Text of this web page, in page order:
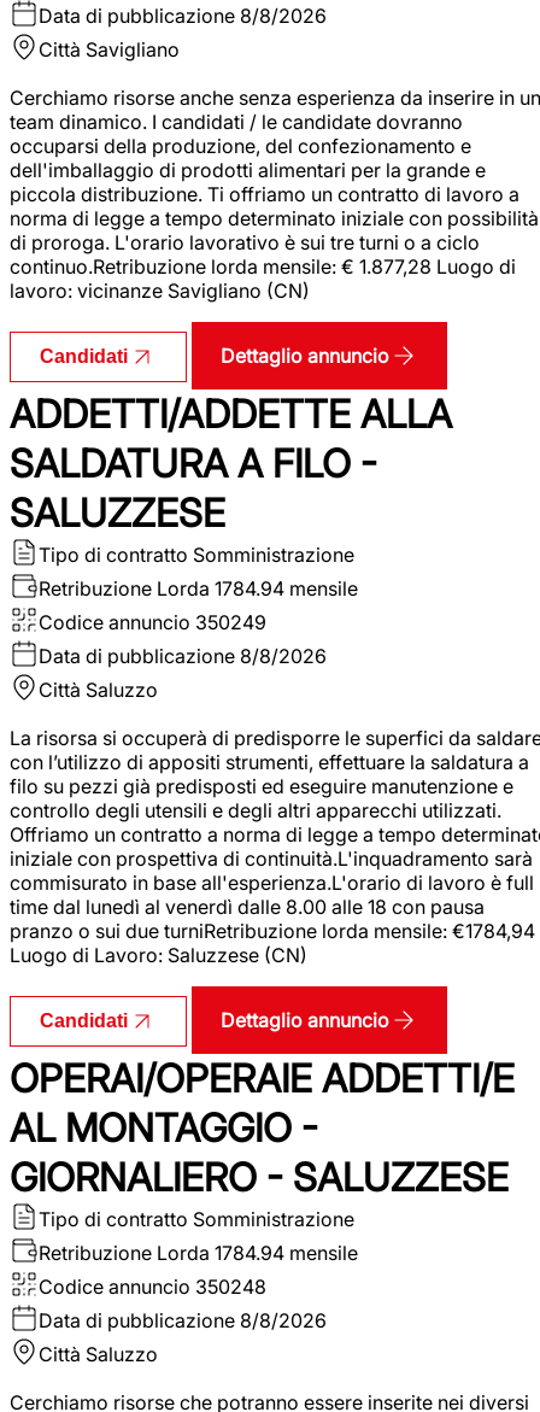
Data di pubblicazione 8/8/2026
Città Savigliano
Cerchiamo risorse anche senza esperienza da inserire in un
team dinamico. I candidati / le candidate dovranno
occuparsi della produzione, del confezionamento e
dell'imballaggio di prodotti alimentari per la grande e
piccola distribuzione. Ti offriamo un contratto di lavoro a
norma di legge a tempo determinato iniziale con possibilità
di proroga. L'orario lavorativo è sui tre turni o a ciclo
continuo.Retribuzione lorda mensile: € 1.877,28 Luogo di
lavoro: vicinanze Savigliano (CN)
Candidati Dettaglio annuncio
ADDETTI/ADDETTE ALLA
SALDATURA A FILO -
SALUZZESE
Tipo di contratto Somministrazione
Retribuzione Lorda 1784.94 mensile
Codice annuncio 350249
Data di pubblicazione 8/8/2026
Città Saluzzo
La risorsa si occuperà di predisporre le superfici da
con l’utilizzo di appositi strumenti, effettuare la saldatura a
filo su pezzi già predisposti ed eseguire manutenzione e
controllo degli utensili e degli altri apparecchi utilizzati.
Offriamo un contratto a norma di legge a tempo
iniziale con prospettiva di continuità.L'inquadramento sarà
commisurato in base all'esperienza.L'orario di lavoro è full
time dal lunedì al venerdì dalle 8.00 alle 18 con pausa
pranzo o sui due turniRetribuzione lorda mensile: €1784,94
Luogo di Lavoro: Saluzzese (CN)
Candidati Dettaglio annuncio
OPERAI/OPERAIE ADDETTI/E
AL MONTAGGIO -
GIORNALIERO - SALUZZESE
Tipo di contratto Somministrazione
Retribuzione Lorda 1784.94 mensile
Codice annuncio 350248
Data di pubblicazione 8/8/2026
Città Saluzzo
Cerchiamo risorse che potranno essere inserite nei diversi